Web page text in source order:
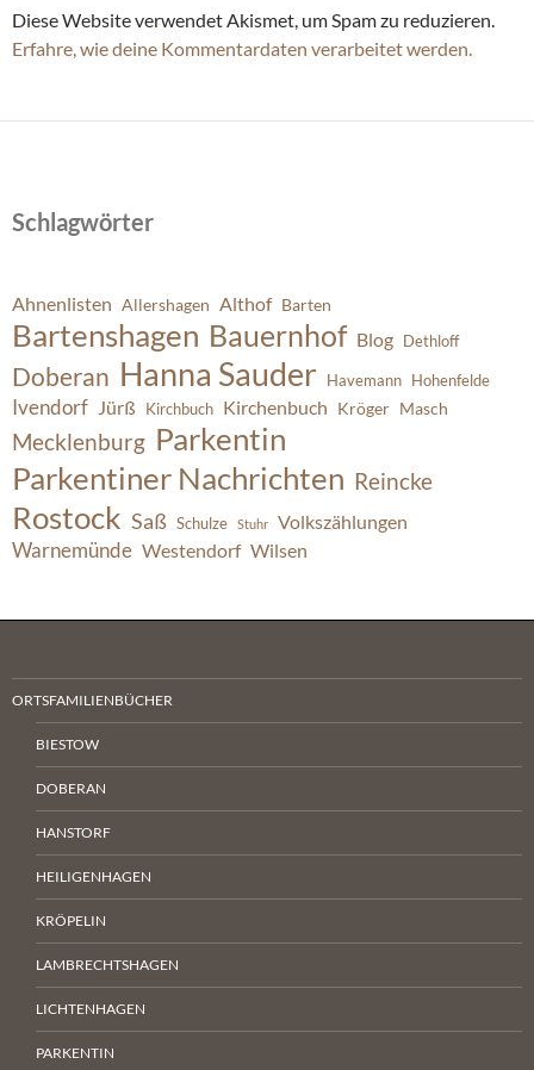
Diese Website verwendet Akismet, um Spam zu reduzieren.
Erfahre, wie deine Kommentardaten verarbeitet werden.
Schlagwörter
Ahnenlisten Allershagen Althof Barten
Bartenshagen Bauernhof Blog Dethloff
Doberan Hanna Sauder Havemann Hohenfelde
Ivendorf Jürß Kirchbuch Kirchenbuch Kröger Masch
Mecklenburg Parkentin
Parkentiner Nachrichten Reincke
Rostock Saß Schulze Stuhr Volkszählungen
Warnemünde Westendorf Wilsen
ORTSFAMILIENBÜCHER
BIESTOW
DOBERAN
HANSTORF
HEILIGENHAGEN
KRÖPELIN
LAMBRECHTSHAGEN
LICHTENHAGEN
PARKENTIN